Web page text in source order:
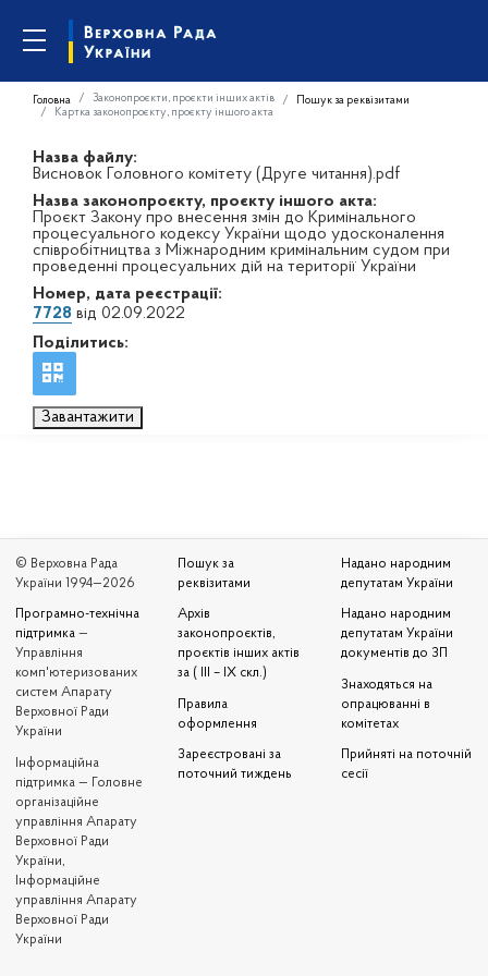
Головна Законопроєкти, проєкти інших актів
Пошук за реквізитами
Картка законопроєкту, проєкту іншого акта
Назва файлу:
Висновок Головного комітету (Друге читання).pdf
Назва законопроєкту, проєкту іншого акта:
Проєкт Закону про внесення змін до Кримінального
процесуального кодексу України щодо удосконалення
співробітництва з Міжнародним кримінальним судом при
проведенні процесуальних дій на території України
Номер, дата реєстрації:
7728 від 02.09.2022
Поділитись:
Завантажити
© Верховна Рада
України 1994—2026
Програмно-технічна
підтримка —
Управління
комп'ютеризованих
систем Апарату
Верховної Ради
України
Iнформаційна
підтримка — Головне
організаційне
управління Апарату
Верховної Ради
України,
Інформаційне
управління Апарату
Верховної Ради
України
Пошук за
реквізитами
Архів
законопроєктів,
проєктів інших актів
за ( III – IX скл.)
Правила
оформлення
Зареєстровані за
поточний тиждень
Надано народним
депутатам України
Надано народним
депутатам України
документів до ЗП
Знаходяться на
опрацюванні в
комітетах
Прийняті на поточній
сесії